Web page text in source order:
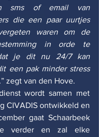
sms of email van
die een paar uurtjes
waren om de
in orde te
je dit nu 24/7 kan
een pak minder stress
” zegt van den Hove.
wordt samen met
CIVADIS ontwikkeld en
gaat Schaarbeek
verder en zal elke